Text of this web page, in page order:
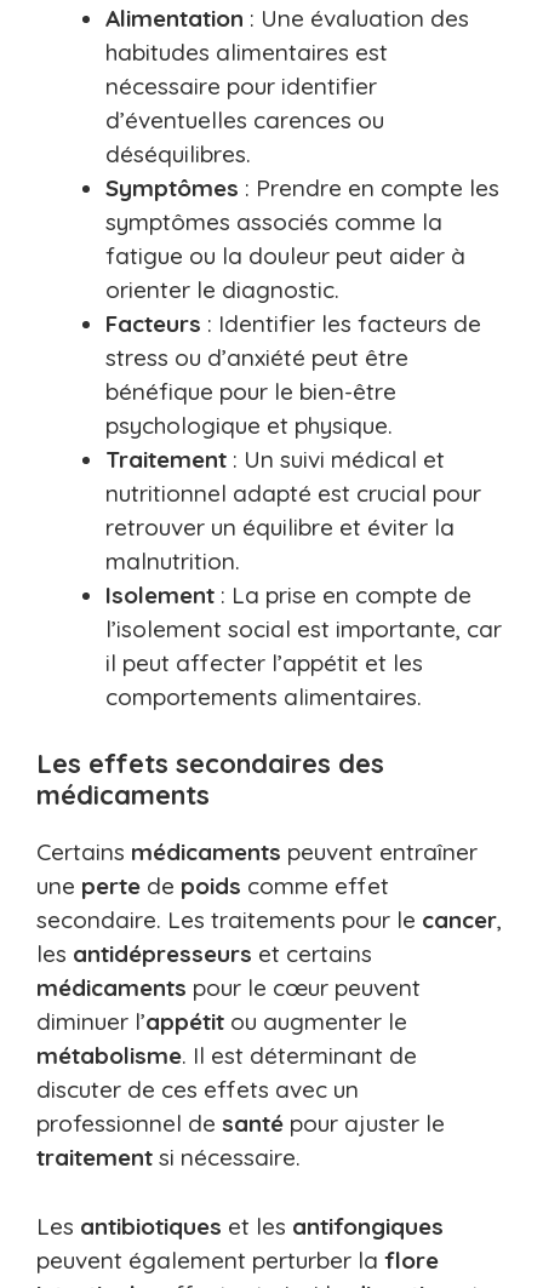
Alimentation : Une évaluation des
habitudes alimentaires est
nécessaire pour identifier
d’éventuelles carences ou
déséquilibres.
Symptômes : Prendre en compte les
symptômes associés comme la
fatigue ou la douleur peut aider à
orienter le diagnostic.
Facteurs : Identifier les facteurs de
stress ou d’anxiété peut être
bénéfique pour le bien-être
psychologique et physique.
Traitement : Un suivi médical et
nutritionnel adapté est crucial pour
retrouver un équilibre et éviter la
malnutrition.
Isolement : La prise en compte de
l’isolement social est importante, car
il peut affecter l’appétit et les
comportements alimentaires.
Les effets secondaires des
médicaments
Certains médicaments peuvent entraîner
une perte de poids comme effet
secondaire. Les traitements pour le cancer,
les antidépresseurs et certains
médicaments pour le cœur peuvent
diminuer l’appétit ou augmenter le
métabolisme. Il est déterminant de
discuter de ces effets avec un
professionnel de santé pour ajuster le
traitement si nécessaire.
Les antibiotiques et les antifongiques
peuvent également perturber la flore